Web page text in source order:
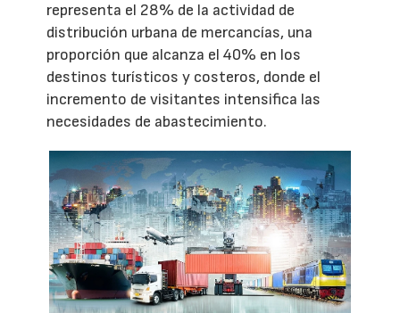
representa el 28% de la actividad de
distribución urbana de mercancías, una
proporción que alcanza el 40% en los
destinos turísticos y costeros, donde el
incremento de visitantes intensifica las
necesidades de abastecimiento.